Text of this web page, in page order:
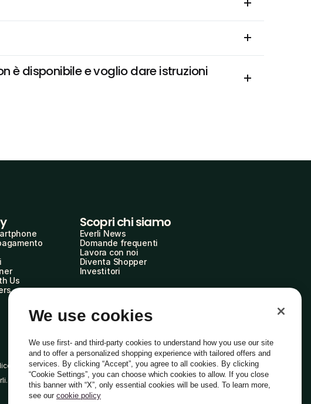
è disponibile e voglio dare istruzioni
Us
Scopri chi siamo
Everli News
Domande frequenti
Lavora con noi
Diventa Shopper
Investitori
Etico
Italiano
We use cookies
We use first- and third-party cookies to understand how you use our site
and to offer a personalized shopping experience with tailored offers and
services. By clicking “Accept”, you agree to all cookies. By clicking
“Cookie Settings”, you can choose which cookies to allow. If you close
this banner with “X”, only essential cookies will be used. To learn more,
see our cookie policy